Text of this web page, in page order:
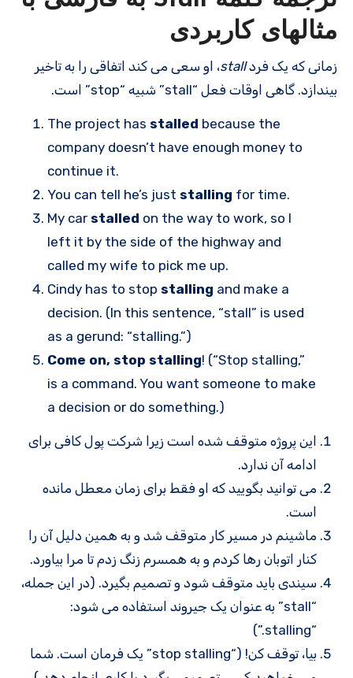
مثالهای کاربردی
زمانی که یک فردstall
، او سعی می کند اتفاقی را به تاخیر
بیندازد. گاهی اوقات فعل “stall” شبیه “stop” است.
The project has stalled because the
company doesn’t have enough money to
continue it.
You can tell he’s just stalling for time.
My car stalled on the way to work, so I
left it by the side of the highway and
called my wife to pick me up.
Cindy has to stop stalling and make a
decision. (In this sentence, “stall” is used
as a gerund: “stalling.”)
Come on, stop stalling! (“Stop stalling,”
is a command. You want someone to make
a decision or do something.)
این پروژه متوقف شده است زیرا شرکت پول کافی برای
ادامه آن ندارد.
می توانید بگویید که او فقط برای زمان معطل مانده
است.
ماشینم در مسیر کار متوقف شد و به همین دلیل آن را
کنار اتوبان رها کردم و به همسرم زنگ زدم تا مرا بیاورد.
سیندی باید متوقف شود و تصمیم بگیرد. (در این جمله،
“stall” به عنوان یک جیروند استفاده می شود:
“stalling.”)
بیا، توقف کن! (“stop stalling” یک فرمان است. شما